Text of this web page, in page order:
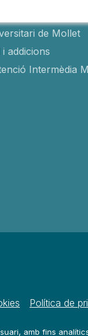
de Mollet
addicions
Intermèdia
Política de
amb fins